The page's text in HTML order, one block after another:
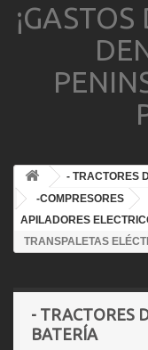
- TRACTORES
-COMPRESORES
APILADORES
TRANSPALETAS
- TRACTORES
BATERÍA